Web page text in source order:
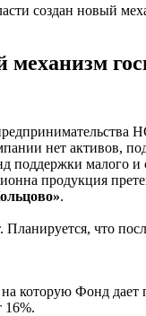
создан новый
механизм
нет активов,
малого и
продукция
.
что
которую Фонд дает
16%.